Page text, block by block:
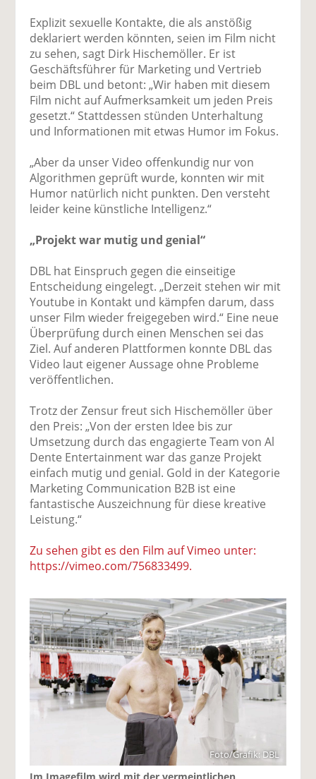
Explizit sexuelle Kontakte, die als anstößig
deklariert werden könnten, seien im Film nicht
zu sehen, sagt Dirk Hischemöller. Er ist
Geschäftsführer für Marketing und Vertrieb
beim DBL und betont: „Wir haben mit diesem
Film nicht auf Aufmerksamkeit um jeden Preis
gesetzt.“ Stattdessen stünden Unterhaltung
und Informationen mit etwas Humor im Fokus.
„Aber da unser Video offenkundig nur von
Algorithmen geprüft wurde, konnten wir mit
Humor natürlich nicht punkten. Den versteht
leider keine künstliche Intelligenz.“
„Projekt war mutig und genial“
DBL hat Einspruch gegen die einseitige
Entscheidung eingelegt. „Derzeit stehen wir mit
Youtube in Kontakt und kämpfen darum, dass
unser Film wieder freigegeben wird.“ Eine neue
Überprüfung durch einen Menschen sei das
Ziel. Auf anderen Plattformen konnte DBL das
Video laut eigener Aussage ohne Probleme
veröffentlichen.
Trotz der Zensur freut sich Hischemöller über
den Preis: „Von der ersten Idee bis zur
Umsetzung durch das engagierte Team von Al
Dente Entertainment war das ganze Projekt
einfach mutig und genial. Gold in der Kategorie
Marketing Communication B2B ist eine
fantastische Auszeichnung für diese kreative
Leistung.“
Zu sehen gibt es den Film auf Vimeo unter:
https://vimeo.com/756833499.
Foto/Grafik: DBL
Im Imagefilm wird mit der vermeintlichen